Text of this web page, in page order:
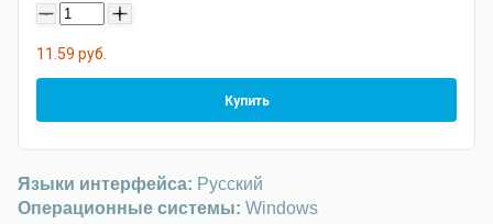
- +
11.59 руб.
Купить
Языки интерфейса: Русский
Операционные системы: Windows